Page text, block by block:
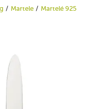
Martele
Martelé 925